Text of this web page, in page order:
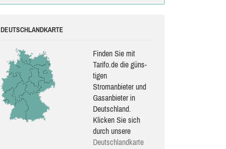
DEUTSCHLANDKARTE
Finden Sie mit
Tarifo.de die güns­
ti­gen
Stromanbieter und
Gasanbieter in
Deutschland.
Klicken Sie sich
durch unsere
Deutsch­land­karte